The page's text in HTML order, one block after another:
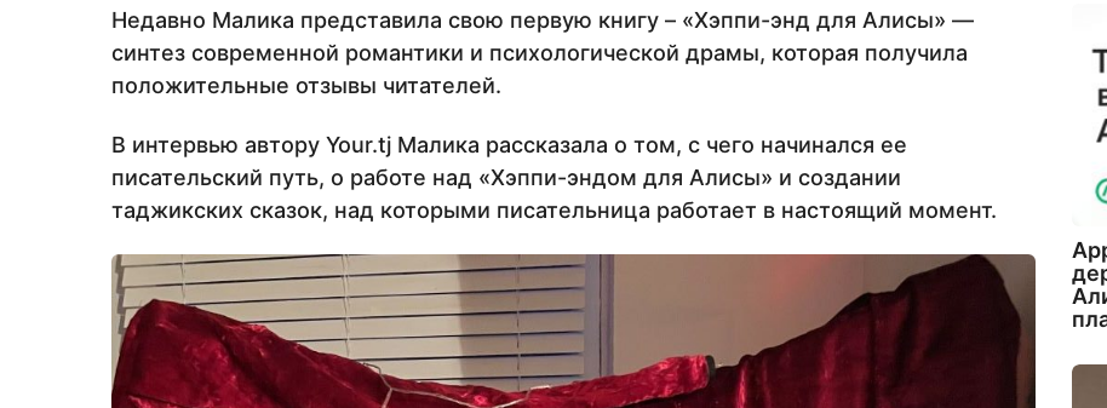
Недавно Малика представила свою первую книгу – «Хэппи-энд для Алисы» —
синтез современной романтики и психологической драмы, которая получила
положительные отзывы читателей.
В интервью автору Your.tj Малика рассказала о том, с чего начинался ее
писательский путь, о работе над «Хэппи-эндом для Алисы» и создании
таджикских сказок, над которыми писательница работает в настоящий момент.